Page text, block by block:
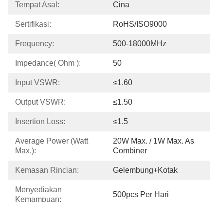
Tempat Asal: Cina
Sertifikasi: RoHS/ISO9000
Frequency: 500-18000MHz
Impedance( Ohm ): 50
Input VSWR: ≤1.60
Output VSWR: ≤1.50
Insertion Loss: ≤1.5
Average Power (Watt
Max.):
20W Max. / 1W Max. As
Combiner
Kemasan Rincian: Gelembung+kotak
Menyediakan
Kemampuan:
500pcs Per Hari